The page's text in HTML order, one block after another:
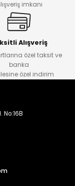
imkanı
Alışveriş
özel taksit ve
banka
özel indirim